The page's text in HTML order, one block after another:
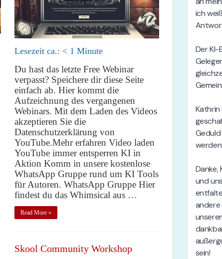
Lesezeit ca.: < 1 Minute
Du hast das letzte Free Webinar
verpasst? Speichere dir diese Seite
einfach ab. Hier kommt die
Aufzeichnung des vergangenen
Webinars. Mit dem Laden des Videos
akzeptieren Sie die
Datenschutzerklärung von
YouTube.Mehr erfahren Video laden
YouTube immer entsperren KI in
Aktion Komm in unsere kostenlose
WhatsApp Gruppe rund um KI Tools
für Autoren. WhatsApp Gruppe Hier
findest du das Whimsical aus …
Read More »
Skool Community Workshop